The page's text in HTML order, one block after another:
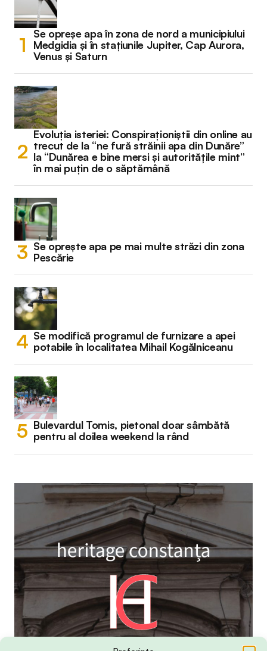
Se opreșe apa în zona de nord a municipiului
Medgidia și în stațiunile Jupiter, Cap Aurora,
Venus și Saturn
Evoluția isteriei: Conspiraționiștii din online au
trecut de la “ne fură străinii apa din Dunăre”
la “Dunărea e bine mersi și autoritățile mint”
în mai puțin de o săptămână
Se oprește apa pe mai multe străzi din zona
Pescărie
Se modifică programul de furnizare a apei
potabile în localitatea Mihail Kogălniceanu
Bulevardul Tomis, pietonal doar sâmbătă
pentru al doilea weekend la rând